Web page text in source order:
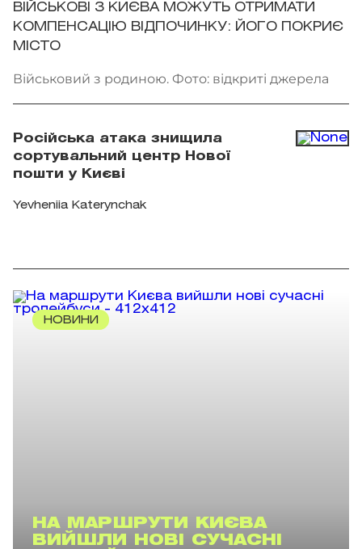
ВІЙСЬКОВІ З КИЄВА МОЖУТЬ ОТРИМАТИ
КОМПЕНСАЦІЮ ВІДПОЧИНКУ: ЙОГО ПОКРИЄ
МІСТО
Військовий з родиною. Фото: відкриті джерела
Російська атака знищила
сортувальний центр Нової
пошти у Києві
Yevheniia Katerynchak
НОВИНИ
НА МАРШРУТИ КИЄВА
ВИЙШЛИ НОВІ СУЧАСНІ